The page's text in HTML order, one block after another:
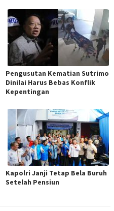
Pengusutan Kematian Sutrimo
Dinilai Harus Bebas Konflik
Kepentingan
Kapolri Janji Tetap Bela Buruh
Setelah Pensiun